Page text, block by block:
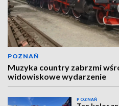
POZNAŃ
Muzyka country zabrzmi
widowiskowe wydarzenie
POZNAŃ